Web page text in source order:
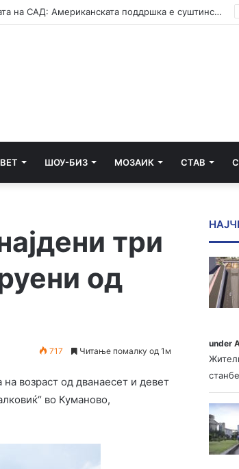
(ФОТО) Ахмети на средба со в.д. амбасадорката на САД: Американската поддршка е суштинска за зачувување на духот на Охридскиот договор
ШОУ-БИЗ МОЗАИК СТАВ
три
од
717 Читање помалку од 1м
возраст од дванаесет и девет
во Куманово,
under